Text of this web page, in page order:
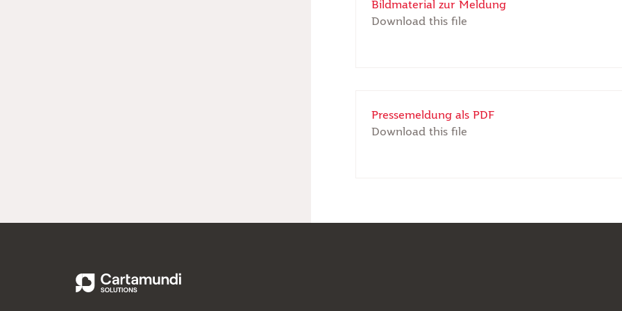
Bildmaterial zur Meldung
Download this file
Pressemeldung als PDF
Download this file